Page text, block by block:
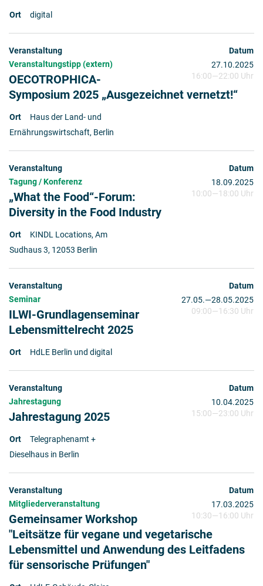
digital
27.10.2025
16:00—22:00 Uhr
Veranstaltungstipp (extern)
OECOTROPHICA-
Symposium 2025 „Ausgezeichnet vernetzt!“
Haus der Land- und
Ernährungswirtschaft, Berlin
18.09.2025
10:00—18:00 Uhr
Tagung / Konferenz
„What the Food“-Forum:
Diversity in the Food Industry
KINDL Locations, Am
Sudhaus 3, 12053 Berlin
27.05.2025
—28.05.2025
09:00—16:30 Uhr
Seminar
ILWI-Grundlagenseminar
Lebensmittelrecht 2025
HdLE Berlin und digital
10.04.2025
15:00—23:00 Uhr
Jahrestagung
Jahrestagung 2025
Telegraphenamt +
Dieselhaus in Berlin
17.03.2025
10:30—16:00 Uhr
Mitgliederveranstaltung
Gemeinsamer Workshop
"Leitsätze für vegane und vegetarische
Lebensmittel und Anwendung des Leitfadens
für sensorische Prüfungen"